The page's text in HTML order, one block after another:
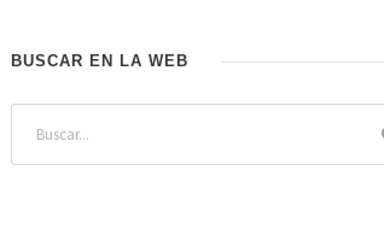
BUSCAR EN LA WEB